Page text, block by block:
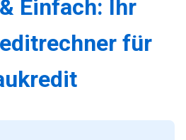
Einfach: Ihr
für